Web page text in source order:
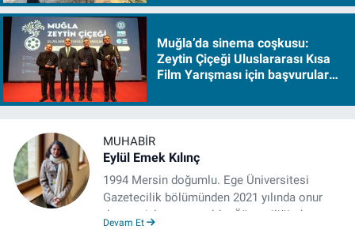
Muğla’da sinema coşkusu:
Zeytin Çiçeği Uluslararası Kısa
Film Yarışması için başvurular
MUHABIR
Eylül Emek Kılınç
1994 Mersin doğumlu. Ege Üniversitesi
Gazetecilik bölümünden 2021 yılında onur
derecesiyle mezun oldu. Öğrenciliğinde
Devam Et